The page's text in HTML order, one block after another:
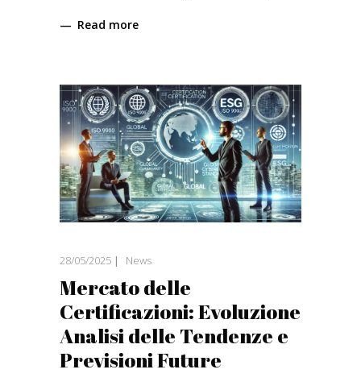
Read more
28/05/2025 News
Mercato delle
Certificazioni: Evoluzione
Analisi delle Tendenze e
Previsioni Future